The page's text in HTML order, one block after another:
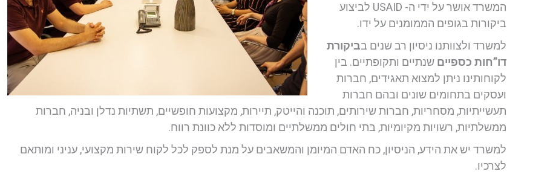
המשרד אושר על ידי ה- USAID לביצוע
ביקורות בגופים הממומנים על ידו.
למשרד ולצוותנו ניסיון רב שנים בביקורת
דו”חות כספיים שנתיים ותקופתיים. בין
לקוחותינו ניתן למצוא תאגידים, חברות
ועסקים בתחומים שונים ובהם חברות
תעשייתיות, מסחריות, חברות שירותים, תוכנה והייטק, תיירות, מקצועות חופשיים, תשתיות נדלן ובניה, חברות
ממשלתיות, רשויות מקיומיות, בתי חולים ממשלתיים ומוסדות ללא כוונת רווח.
למשרד יש את הידע, הניסיון, כח האדם המיומן והמשאבים על מנת לספק לכל לקוח שירות מקצועי, עניני ומותאם
לצרכיו.